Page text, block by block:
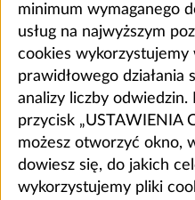
minimum wymaganego
usług na najwyższym
cookies wykorzystujemy
prawidłowego działania
analizy liczby odwiedzin.
przycisk „USTAWIENIA
możesz otworzyć okno,
dowiesz się, do jakich
wykorzystujemy pliki